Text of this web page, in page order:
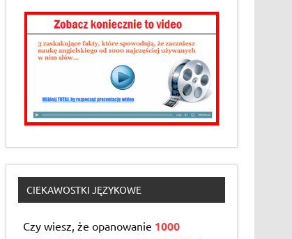
CIEKAWOSTKI JĘZYKOWE
Czy wiesz, że opanowanie 1000